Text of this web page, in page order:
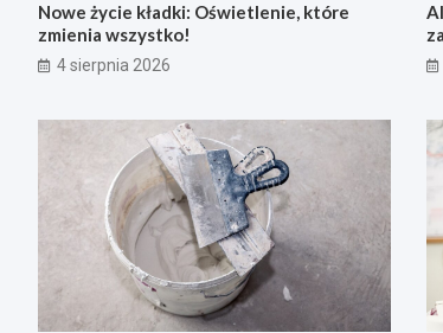
Nowe życie kładki: Oświetlenie, które
zmienia wszystko!
4 sierpnia 2026